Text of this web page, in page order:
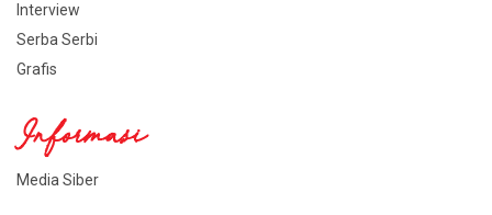
Interview
Serba Serbi
Grafis
Informasi
Media Siber